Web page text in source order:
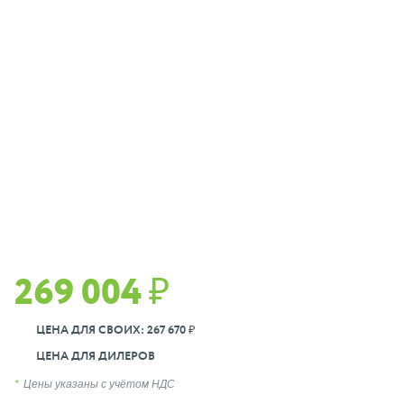
269 004 ₽
ЦЕНА ДЛЯ СВОИХ: 267 670 ₽
ЦЕНА ДЛЯ ДИЛЕРОВ
Цены указаны с учётом НДС